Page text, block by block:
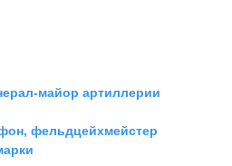
майор артиллерии
фельдцейхмейстер